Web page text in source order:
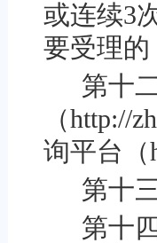
或连续3
要受理
第十
（http://
询平台（
第十
第十